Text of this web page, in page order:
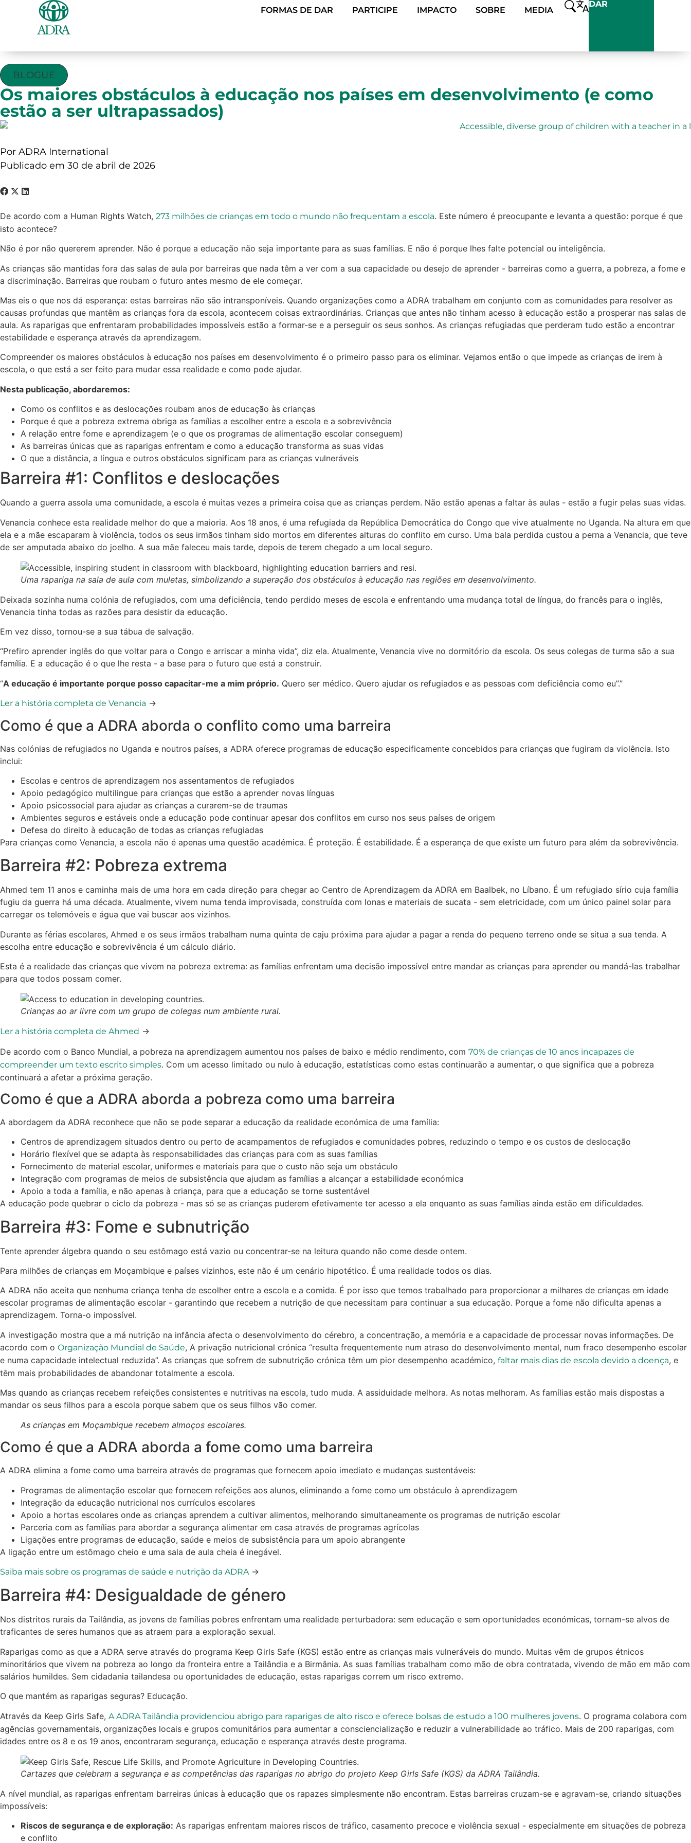
FORMAS DE DAR PARTICIPE IMPACTO SOBRE MEDIA
DAR
BLOGUE
Os maiores obstáculos à educação nos países em desenvolvimento (e como
estão a ser ultrapassados)
Por ADRA International
Publicado em 30 de abril de 2026
De acordo com a Human Rights Watch, 273 milhões de crianças em todo o mundo não frequentam a escola. Este número é preocupante e levanta a questão: porque é que
isto acontece?
Não é por não quererem aprender. Não é porque a educação não seja importante para as suas famílias. E não é porque lhes falte potencial ou inteligência.
As crianças são mantidas fora das salas de aula por barreiras que nada têm a ver com a sua capacidade ou desejo de aprender - barreiras como a guerra, a pobreza, a fome e
a discriminação. Barreiras que roubam o futuro antes mesmo de ele começar.
Mas eis o que nos dá esperança: estas barreiras não são intransponíveis. Quando organizações como a ADRA trabalham em conjunto com as comunidades para resolver as
causas profundas que mantêm as crianças fora da escola, acontecem coisas extraordinárias. Crianças que antes não tinham acesso à educação estão a prosperar nas salas de
aula. As raparigas que enfrentaram probabilidades impossíveis estão a formar-se e a perseguir os seus sonhos. As crianças refugiadas que perderam tudo estão a encontrar
estabilidade e esperança através da aprendizagem.
Compreender os maiores obstáculos à educação nos países em desenvolvimento é o primeiro passo para os eliminar. Vejamos então o que impede as crianças de irem à
escola, o que está a ser feito para mudar essa realidade e como pode ajudar.
Nesta publicação, abordaremos:
Como os conflitos e as deslocações roubam anos de educação às crianças
Porque é que a pobreza extrema obriga as famílias a escolher entre a escola e a sobrevivência
A relação entre fome e aprendizagem (e o que os programas de alimentação escolar conseguem)
As barreiras únicas que as raparigas enfrentam e como a educação transforma as suas vidas
O que a distância, a língua e outros obstáculos significam para as crianças vulneráveis
Barreira #1: Conflitos e deslocações
Quando a guerra assola uma comunidade, a escola é muitas vezes a primeira coisa que as crianças perdem. Não estão apenas a faltar às aulas - estão a fugir pelas suas vidas.
Venancia conhece esta realidade melhor do que a maioria. Aos 18 anos, é uma refugiada da República Democrática do Congo que vive atualmente no Uganda. Na altura em que
ela e a mãe escaparam à violência, todos os seus irmãos tinham sido mortos em diferentes alturas do conflito em curso. Uma bala perdida custou a perna a Venancia, que teve
de ser amputada abaixo do joelho. A sua mãe faleceu mais tarde, depois de terem chegado a um local seguro.
Uma rapariga na sala de aula com muletas, simbolizando a superação dos obstáculos à educação nas regiões em desenvolvimento.
Deixada sozinha numa colónia de refugiados, com uma deficiência, tendo perdido meses de escola e enfrentando uma mudança total de língua, do francês para o inglês,
Venancia tinha todas as razões para desistir da educação.
Em vez disso, tornou-se a sua tábua de salvação.
“Prefiro aprender inglês do que voltar para o Congo e arriscar a minha vida”, diz ela. Atualmente, Venancia vive no dormitório da escola. Os seus colegas de turma são a sua
família. E a educação é o que lhe resta - a base para o futuro que está a construir.
“A educação é importante porque posso capacitar-me a mim próprio. Quero ser médico. Quero ajudar os refugiados e as pessoas com deficiência como eu”.”
Ler a história completa de Venancia →
Como é que a ADRA aborda o conflito como uma barreira
Nas colónias de refugiados no Uganda e noutros países, a ADRA oferece programas de educação especificamente concebidos para crianças que fugiram da violência. Isto
inclui:
Escolas e centros de aprendizagem nos assentamentos de refugiados
Apoio pedagógico multilingue para crianças que estão a aprender novas línguas
Apoio psicossocial para ajudar as crianças a curarem-se de traumas
Ambientes seguros e estáveis onde a educação pode continuar apesar dos conflitos em curso nos seus países de origem
Defesa do direito à educação de todas as crianças refugiadas
Para crianças como Venancia, a escola não é apenas uma questão académica. É proteção. É estabilidade. É a esperança de que existe um futuro para além da sobrevivência.
Barreira #2: Pobreza extrema
Ahmed tem 11 anos e caminha mais de uma hora em cada direção para chegar ao Centro de Aprendizagem da ADRA em Baalbek, no Líbano. É um refugiado sírio cuja família
fugiu da guerra há uma década. Atualmente, vivem numa tenda improvisada, construída com lonas e materiais de sucata - sem eletricidade, com um único painel solar para
carregar os telemóveis e água que vai buscar aos vizinhos.
Durante as férias escolares, Ahmed e os seus irmãos trabalham numa quinta de caju próxima para ajudar a pagar a renda do pequeno terreno onde se situa a sua tenda. A
escolha entre educação e sobrevivência é um cálculo diário.
Esta é a realidade das crianças que vivem na pobreza extrema: as famílias enfrentam uma decisão impossível entre mandar as crianças para aprender ou mandá-las trabalhar
para que todos possam comer.
Crianças ao ar livre com um grupo de colegas num ambiente rural.
Ler a história completa de Ahmed →
De acordo com o Banco Mundial, a pobreza na aprendizagem aumentou nos países de baixo e médio rendimento, com 70% de crianças de 10 anos incapazes de
compreender um texto escrito simples. Com um acesso limitado ou nulo à educação, estatísticas como estas continuarão a aumentar, o que significa que a pobreza
continuará a afetar a próxima geração.
Como é que a ADRA aborda a pobreza como uma barreira
A abordagem da ADRA reconhece que não se pode separar a educação da realidade económica de uma família:
Centros de aprendizagem situados dentro ou perto de acampamentos de refugiados e comunidades pobres, reduzindo o tempo e os custos de deslocação
Horário flexível que se adapta às responsabilidades das crianças para com as suas famílias
Fornecimento de material escolar, uniformes e materiais para que o custo não seja um obstáculo
Integração com programas de meios de subsistência que ajudam as famílias a alcançar a estabilidade económica
Apoio a toda a família, e não apenas à criança, para que a educação se torne sustentável
A educação pode quebrar o ciclo da pobreza - mas só se as crianças puderem efetivamente ter acesso a ela enquanto as suas famílias ainda estão em dificuldades.
Barreira #3: Fome e subnutrição
Tente aprender álgebra quando o seu estômago está vazio ou concentrar-se na leitura quando não come desde ontem.
Para milhões de crianças em Moçambique e países vizinhos, este não é um cenário hipotético. É uma realidade todos os dias.
A ADRA não aceita que nenhuma criança tenha de escolher entre a escola e a comida. É por isso que temos trabalhado para proporcionar a milhares de crianças em idade
escolar programas de alimentação escolar - garantindo que recebem a nutrição de que necessitam para continuar a sua educação. Porque a fome não dificulta apenas a
aprendizagem. Torna-o impossível.
A investigação mostra que a má nutrição na infância afecta o desenvolvimento do cérebro, a concentração, a memória e a capacidade de processar novas informações. De
acordo com o Organização Mundial de Saúde, A privação nutricional crónica “resulta frequentemente num atraso do desenvolvimento mental, num fraco desempenho escolar
e numa capacidade intelectual reduzida”. As crianças que sofrem de subnutrição crónica têm um pior desempenho académico, faltar mais dias de escola devido a doença, e
têm mais probabilidades de abandonar totalmente a escola.
Mas quando as crianças recebem refeições consistentes e nutritivas na escola, tudo muda. A assiduidade melhora. As notas melhoram. As famílias estão mais dispostas a
mandar os seus filhos para a escola porque sabem que os seus filhos vão comer.
As crianças em Moçambique recebem almoços escolares.
Como é que a ADRA aborda a fome como uma barreira
A ADRA elimina a fome como uma barreira através de programas que fornecem apoio imediato e mudanças sustentáveis:
Programas de alimentação escolar que fornecem refeições aos alunos, eliminando a fome como um obstáculo à aprendizagem
Integração da educação nutricional nos currículos escolares
Apoio a hortas escolares onde as crianças aprendem a cultivar alimentos, melhorando simultaneamente os programas de nutrição escolar
Parceria com as famílias para abordar a segurança alimentar em casa através de programas agrícolas
Ligações entre programas de educação, saúde e meios de subsistência para um apoio abrangente
A ligação entre um estômago cheio e uma sala de aula cheia é inegável.
Saiba mais sobre os programas de saúde e nutrição da ADRA→
Barreira #4: Desigualdade de género
Nos distritos rurais da Tailândia, as jovens de famílias pobres enfrentam uma realidade perturbadora: sem educação e sem oportunidades económicas, tornam-se alvos de
traficantes de seres humanos que as atraem para a exploração sexual.
Raparigas como as que a ADRA serve através do programa Keep Girls Safe (KGS) estão entre as crianças mais vulneráveis do mundo. Muitas vêm de grupos étnicos
minoritários que vivem na pobreza ao longo da fronteira entre a Tailândia e a Birmânia. As suas famílias trabalham como mão de obra contratada, vivendo de mão em mão com
salários humildes. Sem cidadania tailandesa ou oportunidades de educação, estas raparigas correm um risco extremo.
O que mantém as raparigas seguras? Educação.
Através da Keep Girls Safe, A ADRA Tailândia providenciou abrigo para raparigas de alto risco e oferece bolsas de estudo a 100 mulheres jovens. O programa colabora com
agências governamentais, organizações locais e grupos comunitários para aumentar a consciencialização e reduzir a vulnerabilidade ao tráfico. Mais de 200 raparigas, com
idades entre os 8 e os 19 anos, encontraram segurança, educação e esperança através deste programa.
Cartazes que celebram a segurança e as competências das raparigas no abrigo do projeto Keep Girls Safe (KGS) da ADRA Tailândia.
A nível mundial, as raparigas enfrentam barreiras únicas à educação que os rapazes simplesmente não encontram. Estas barreiras cruzam-se e agravam-se, criando situações
impossíveis:
Riscos de segurança e de exploração: As raparigas enfrentam maiores riscos de tráfico, casamento precoce e violência sexual - especialmente em situações de pobreza
e conflito